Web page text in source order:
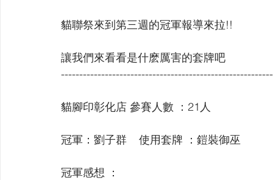
【LC】最終編年史-無限 【BD】創之界限
貓聯祭來到第三週的冠軍報導來拉!!
讓我們來看看是什麽厲害的套牌吧
貓腳印彰化店 參賽人數 ：21人
冠軍：劉子群    使用套牌 ：鎧裝御巫
冠軍感想 ：